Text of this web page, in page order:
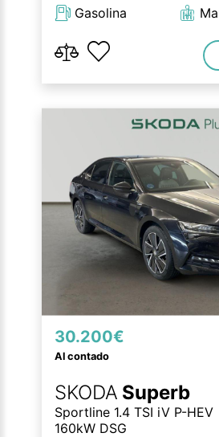
Gasolina
30.200€
Al contado
SKODA Superb
Sportline 1.4 TSI iV P-HEV
160kW DSG